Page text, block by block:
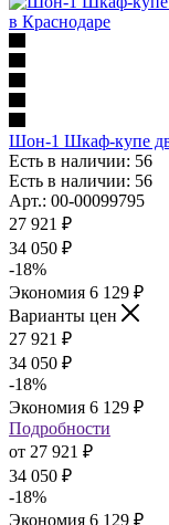
Шон-1 Шкаф-купе
Есть в наличии: 56
Есть в наличии: 56
Арт.: 00-00099795
27 921 ₽
34 050 ₽
-18%
Экономия 6 129 ₽
Варианты цен
27 921 ₽
34 050 ₽
-18%
Экономия 6 129 ₽
Подробности
от 27 921 ₽
34 050 ₽
-18%
Экономия 6 129 ₽